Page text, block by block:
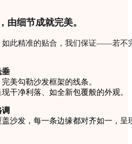
由细节成就完美。
如此精准的贴合，我们保证——若不
垂
美勾勒沙发框架的线条。
干净利落、如全新包覆般的外观。
沙发，每一条边缘都对齐如一，呈